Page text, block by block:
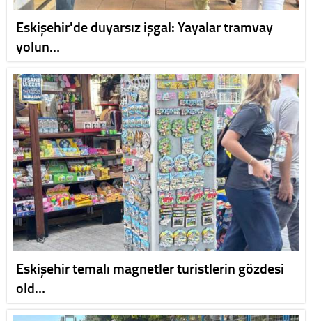
Eskişehir'de duyarsız işgal: Yayalar tramvay
yolun…
Eskişehir temalı magnetler turistlerin gözdesi
old…